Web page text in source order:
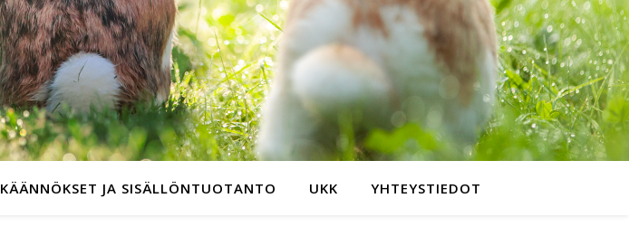
KÄÄNNÖKSET JA SISÄLLÖNTUOTANTO UKK YHTEYSTIEDOT